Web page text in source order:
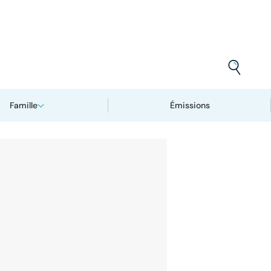
Famille Émissions